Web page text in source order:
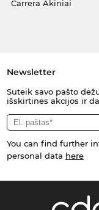
Carrera Akiniai
Newsletter
Suteik savo pašto
išskirtinės akcijos ir
You can find further
personal data here